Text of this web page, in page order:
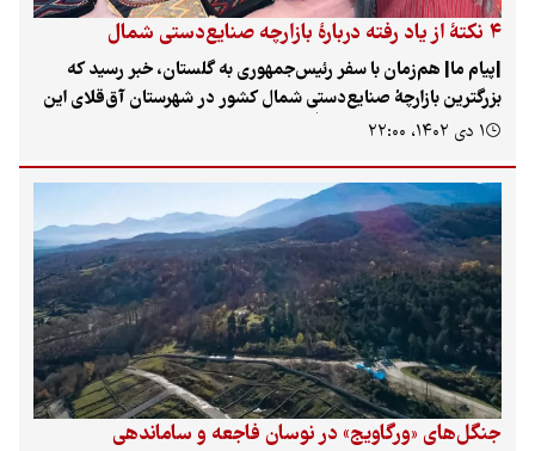
|پیام ما| هم‌زمان با سفر رئیس‌جمهوری به گلستان، خبر رسید که
بزرگترین بازارچهٔ صنایع‌دستی شمال کشور در شهرستان آق‌قلای این
استان با حضور «سید عزت‌الله ضرغامی»، وزیر میراث‌فرهنگی،
هزار و ۷۰۰ مترمربع وسعت و یک‌هزار و ۹۰۰ مترمربع زیربنا دارد و در
دو طبقه طراحی شده است تا هنرمندان صنایع‌دستی آثار خود را در
آن عرضه کنند.
جنگل‌های «ورگاویج» در نوسان فاجعه و ساماندهی